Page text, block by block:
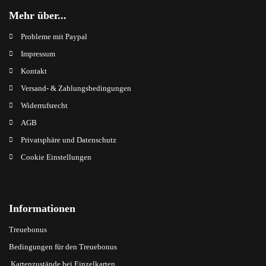
Mehr über...
Probleme mit Paypal
Impressum
Kontakt
Versand- & Zahlungsbedingungen
Widerrufsrecht
AGB
Privatsphäre und Datenschutz
Cookie Einstellungen
Informationen
Treuebonus
Bedingungen für den Treuebonus
Kartenzustände bei Einzelkarten